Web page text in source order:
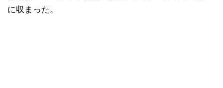
に収まった。